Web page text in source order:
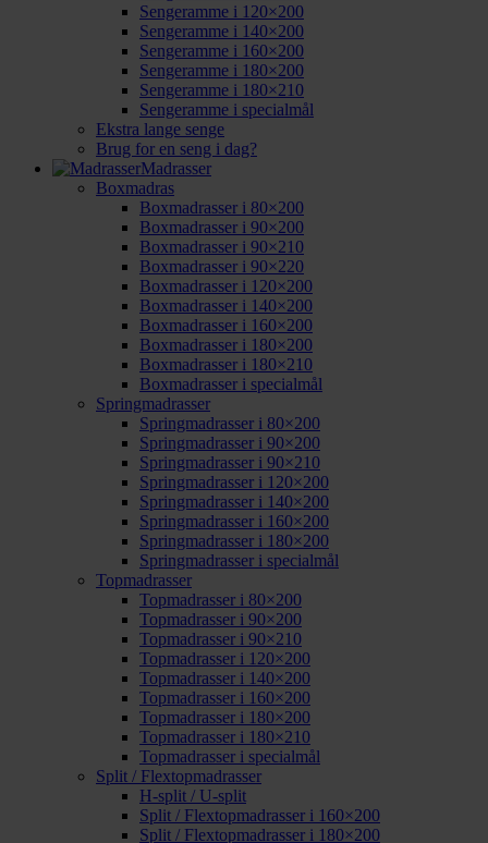
Sengeramme i 120×200
Sengeramme i 140×200
Sengeramme i 160×200
Sengeramme i 180×200
Sengeramme i 180×210
Sengeramme i specialmål
Ekstra lange senge
Brug for en seng i dag?
Madrasser
Boxmadras
Boxmadrasser i 80×200
Boxmadrasser i 90×200
Boxmadrasser i 90×210
Boxmadrasser i 90×220
Boxmadrasser i 120×200
Boxmadrasser i 140×200
Boxmadrasser i 160×200
Boxmadrasser i 180×200
Boxmadrasser i 180×210
Boxmadrasser i specialmål
Springmadrasser
Springmadrasser i 80×200
Springmadrasser i 90×200
Springmadrasser i 90×210
Springmadrasser i 120×200
Springmadrasser i 140×200
Springmadrasser i 160×200
Springmadrasser i 180×200
Springmadrasser i specialmål
Topmadrasser
Topmadrasser i 80×200
Topmadrasser i 90×200
Topmadrasser i 90×210
Topmadrasser i 120×200
Topmadrasser i 140×200
Topmadrasser i 160×200
Topmadrasser i 180×200
Topmadrasser i 180×210
Topmadrasser i specialmål
Split / Flextopmadrasser
H-split / U-split
Split / Flextopmadrasser i 160×200
Split / Flextopmadrasser i 180×200